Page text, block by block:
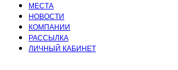
МЕСТА
НОВОСТИ
КОМПАНИИ
РАССЫЛКА
ЛИЧНЫЙ КАБИНЕТ